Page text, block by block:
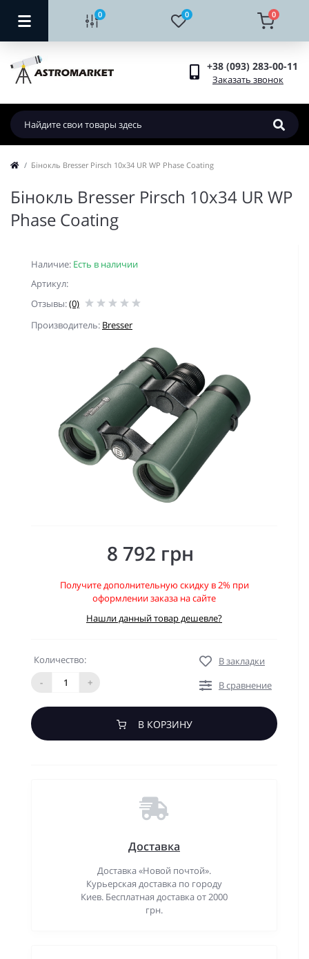
0 0 0
+38 (093) 283-00-11
Заказать звонок
Бінокль Bresser Pirsch 10x34 UR WP Phase Coating
Бінокль Bresser Pirsch 10x34 UR WP
Phase Coating
Наличие: Есть в наличии
Артикул:
Отзывы:(0)
Производитель: Bresser
8 792 грн
Получите дополнительную скидку в 2% при
оформлении заказа на сайте
Нашли данный товар дешевле?
Количество:
-
+
В закладки
В сравнение
В КОРЗИНУ
Доставка
Доставка «Новой почтой».
Курьерская доставка по городу
Киев. Бесплатная доставка от 2000
грн.